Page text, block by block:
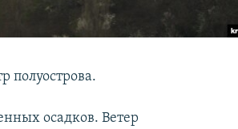
полуострова.
осадков. Ветер